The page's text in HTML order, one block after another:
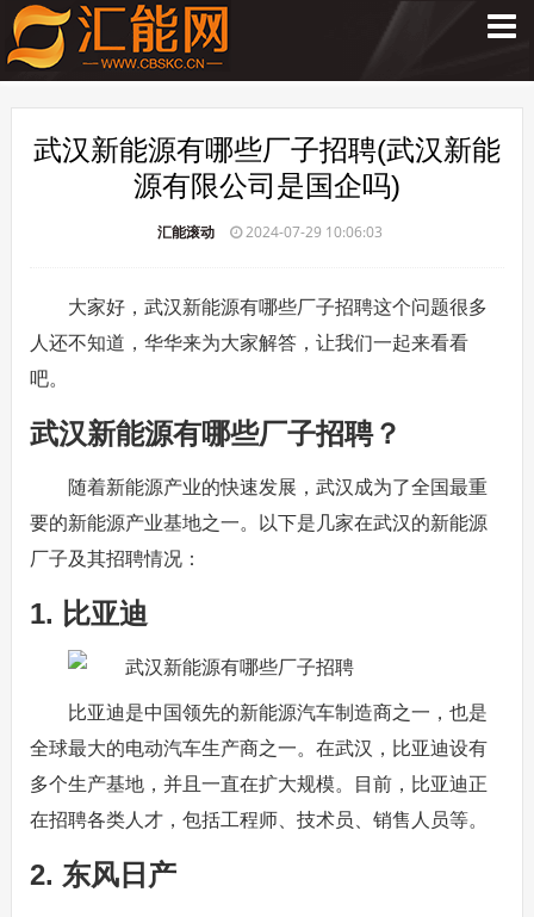
武汉新能源有哪些厂子招聘(武汉新能
源有限公司是国企吗)
汇能滚动 2024-07-29 10:06:03
大家好，武汉新能源有哪些厂子招聘这个问题很多
人还不知道，华华来为大家解答，让我们一起来看看
吧。
武汉新能源有哪些厂子招聘？
随着新能源产业的快速发展，武汉成为了全国最重
要的新能源产业基地之一。以下是几家在武汉的新能源
厂子及其招聘情况：
1. 比亚迪
比亚迪是中国领先的新能源汽车制造商之一，也是
全球最大的电动汽车生产商之一。在武汉，比亚迪设有
多个生产基地，并且一直在扩大规模。目前，比亚迪正
在招聘各类人才，包括工程师、技术员、销售人员等。
2. 东风日产